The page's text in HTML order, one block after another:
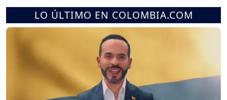
LO ÚLTIMO EN COLOMBIA.COM